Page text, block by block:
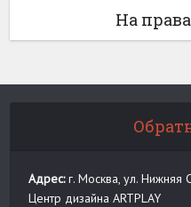
На
Адрес:г. Москва, ул. Нижняя
Центр дизайна ARTPLAY